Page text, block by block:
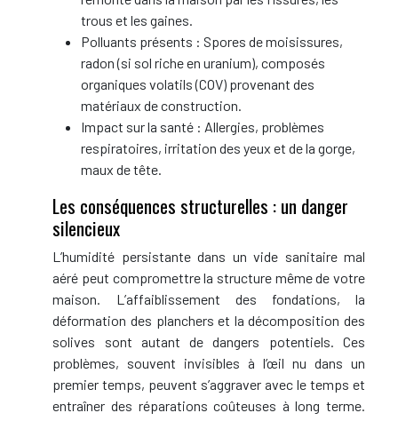
trous et les gaines.
Polluants présents : Spores de moisissures,
radon (si sol riche en uranium), composés
organiques volatils (COV) provenant des
matériaux de construction.
Impact sur la santé : Allergies, problèmes
respiratoires, irritation des yeux et de la gorge,
maux de tête.
Les conséquences structurelles : un danger
silencieux
L’humidité persistante dans un vide sanitaire mal
aéré peut compromettre la structure même de votre
maison. L’affaiblissement des fondations, la
déformation des planchers et la décomposition des
solives sont autant de dangers potentiels. Ces
problèmes, souvent invisibles à l’œil nu dans un
premier temps, peuvent s’aggraver avec le temps et
entraîner des réparations coûteuses à long terme.